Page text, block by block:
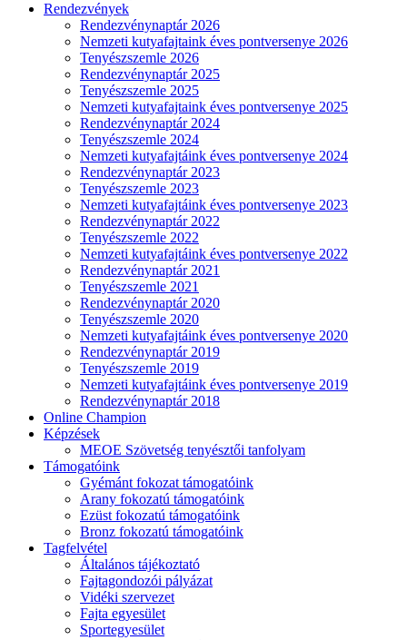
Rendezvények
Rendezvénynaptár 2026
Nemzeti kutyafajtaink éves pontversenye 2026
Tenyészszemle 2026
Rendezvénynaptár 2025
Tenyészszemle 2025
Nemzeti kutyafajtaink éves pontversenye 2025
Rendezvénynaptár 2024
Tenyészszemle 2024
Nemzeti kutyafajtáink éves pontversenye 2024
Rendezvénynaptár 2023
Tenyészszemle 2023
Nemzeti kutyafajtáink éves pontversenye 2023
Rendezvénynaptár 2022
Tenyészszemle 2022
Nemzeti kutyafajtáink éves pontversenye 2022
Rendezvénynaptár 2021
Tenyészszemle 2021
Rendezvénynaptár 2020
Tenyészszemle 2020
Nemzeti kutyafajtáink éves pontversenye 2020
Rendezvénynaptár 2019
Tenyészszemle 2019
Nemzeti kutyafajtáink éves pontversenye 2019
Rendezvénynaptár 2018
Online Champion
Képzések
MEOE Szövetség tenyésztői tanfolyam
Támogatóink
Gyémánt fokozat támogatóink
Arany fokozatú támogatóink
Ezüst fokozatú támogatóink
Bronz fokozatú támogatóink
Tagfelvétel
Általános tájékoztató
Fajtagondozói pályázat
Vidéki szervezet
Fajta egyesület
Sportegyesület